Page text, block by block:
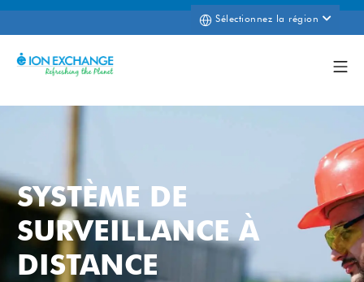
Sélectionnez la région
SYSTÈME DE
SURVEILLANCE À
DISTANCE